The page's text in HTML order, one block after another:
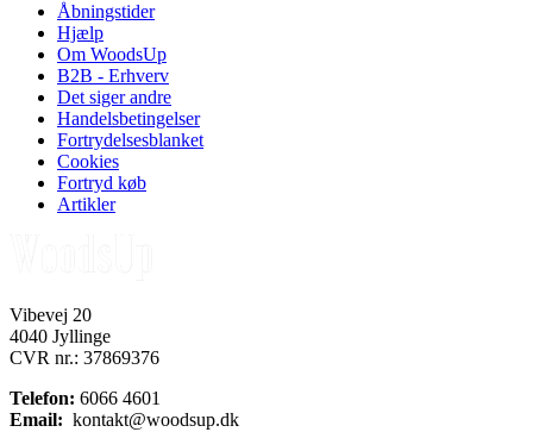
Åbningstider
Hjælp
Om WoodsUp
B2B - Erhverv
Det siger andre
Handelsbetingelser
Fortrydelsesblanket
Cookies
Fortryd køb
Artikler
Vibevej 20
4040 Jyllinge
CVR nr.: 37869376
Telefon: 6066 4601
Email: kontakt@woodsup.dk